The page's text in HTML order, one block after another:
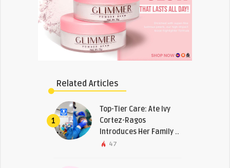
Related Articles
1
Top-Tier Care: Ate Ivy
Cortez-Ragos
Introduces Her Family ..
47